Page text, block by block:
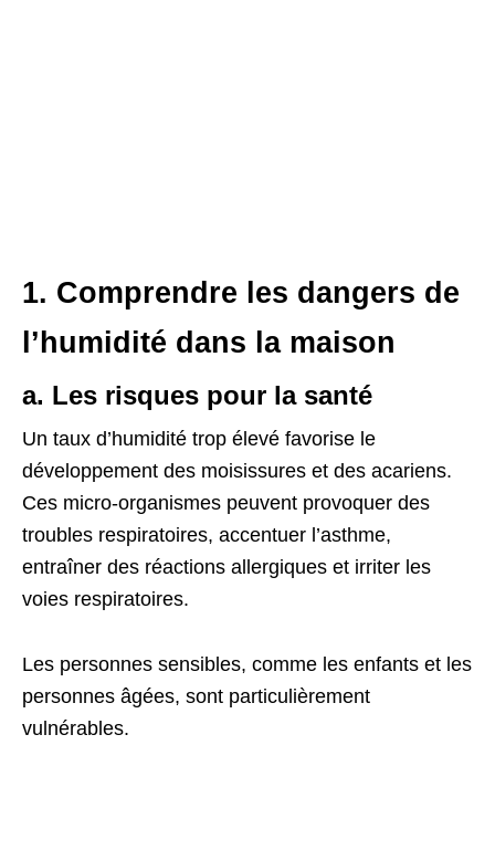
1. Comprendre les dangers de
l’humidité dans la maison
a. Les risques pour la santé
Un taux d’humidité trop élevé favorise le
développement des moisissures et des acariens.
Ces micro-organismes peuvent provoquer des
troubles respiratoires, accentuer l’asthme,
entraîner des réactions allergiques et irriter les
voies respiratoires.
Les personnes sensibles, comme les enfants et les
personnes âgées, sont particulièrement
vulnérables.